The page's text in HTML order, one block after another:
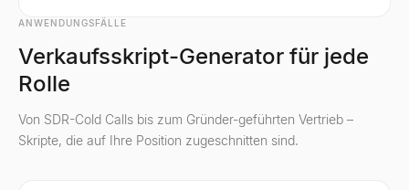
ANWENDUNGSFÄLLE
Verkaufsskript-Generator für jede
Rolle
Von SDR-Cold Calls bis zum Gründer-geführten Vertrieb –
Skripte, die auf Ihre Position zugeschnitten sind.